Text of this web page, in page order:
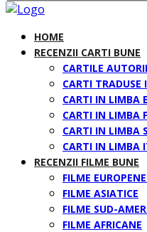
HOME
RECENZII CARTI BUNE
CARTILE
CARTI
CARTI IN LIMBA
CARTI IN LIMBA
CARTI IN LIMBA
CARTI IN LIMBA
RECENZII FILME BUNE
FILME
FILME ASIATICE
FILME SUD-
FILME AFRICANE